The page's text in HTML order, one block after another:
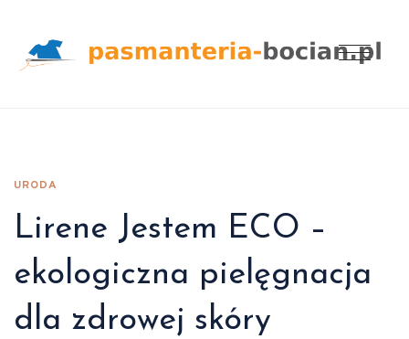
URODA
Lirene Jestem ECO –
ekologiczna pielęgnacja
dla zdrowej skóry